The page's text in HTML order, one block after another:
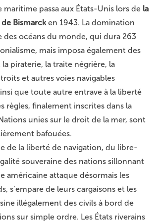
passa aux États-Unis lors de la
Bismarcken 1943. La domination
des océans du monde, qui dura 263
mais imposa également des
piraterie, la traite négrière, la
et autres voies navigables
que toute autre entrave à la liberté
règles, finalement inscrites dans la
unies sur le droit de la mer, sont
bafouées.
de la liberté de navigation, du libre-
souveraine des nations sillonnant
américaine attaque désormais les
s’empare de leurs cargaisons et les
illégalement des civils à bord de
sur simple ordre. Les États riverains